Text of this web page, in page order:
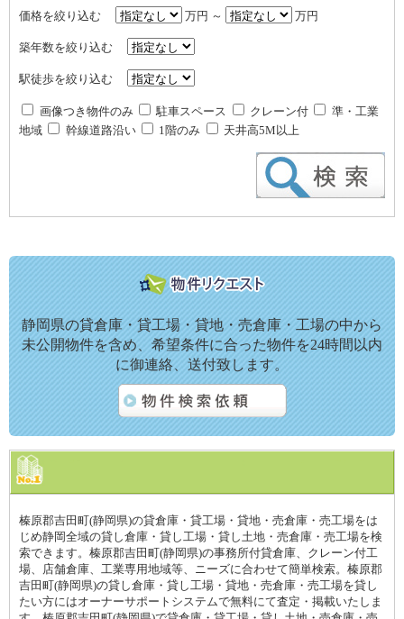
価格を絞り込む 万円 ～ 万円
築年数を絞り込む
駅徒歩を絞り込む
画像つき物件のみ 駐車スペース クレーン付
準・工業
地域
幹線道路沿い 1階のみ 天井高5M以上
静岡県の貸倉庫・貸工場・貸地・売倉庫・工場の中から
未公開物件を含め、希望条件に合った物件を24時間以内
に御連絡、送付致します。
榛原郡吉田町(静岡県)の貸倉庫・貸工場・貸地・売倉庫・売工場をは
じめ静岡全域の貸し倉庫・貸し工場・貸し土地・売倉庫・売工場を検
索できます。榛原郡吉田町(静岡県)の事務所付貸倉庫、クレーン付工
場、店舗倉庫、工業専用地域等、ニーズに合わせて簡単検索。榛原郡
吉田町(静岡県)の貸し倉庫・貸し工場・貸地・売倉庫・売工場を貸し
たい方にはオーナーサポートシステムで無料にて査定・掲載いたしま